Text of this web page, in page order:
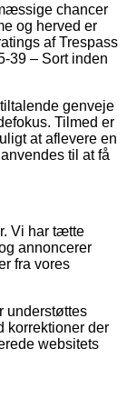
chancer
og herved er
af Trespass
39 – Sort inden
genveje
Tilmed er
at aflevere en
til at få
Vi har tætte
annoncerer
fra vores
understøttes
korrektioner der
websitets